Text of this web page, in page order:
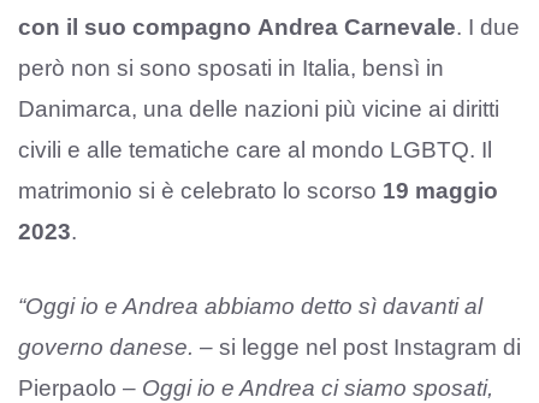
con il suo compagno Andrea Carnevale. I due
però non si sono sposati in Italia, bensì in
Danimarca, una delle nazioni più vicine ai diritti
civili e alle tematiche care al mondo LGBTQ. Il
matrimonio si è celebrato lo scorso 19 maggio
2023.
“Oggi io e Andrea abbiamo detto sì davanti al
governo danese. – si legge nel post Instagram di
Pierpaolo – Oggi io e Andrea ci siamo sposati,